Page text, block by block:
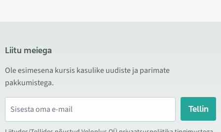
Liitu meiega
Ole esimesena kursis kasulike uudiste ja parimate
pakkumistega.
Tellin